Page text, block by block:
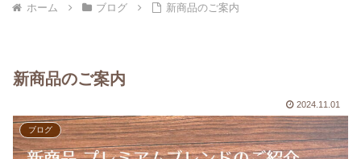
ホーム ブログ 新商品のご案内
新商品のご案内
2024.11.01
ブログ